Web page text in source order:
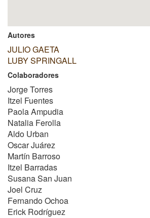
Autores
JULIO GAETA
LUBY SPRINGALL
Colaboradores
Jorge Torres
Itzel Fuentes
Paola Ampudia
Natalia Ferolla
Aldo Urban
Oscar Juárez
Martín Barroso
Itzel Barradas
Susana San Juan
Joel Cruz
Fernando Ochoa
Erick Rodríguez